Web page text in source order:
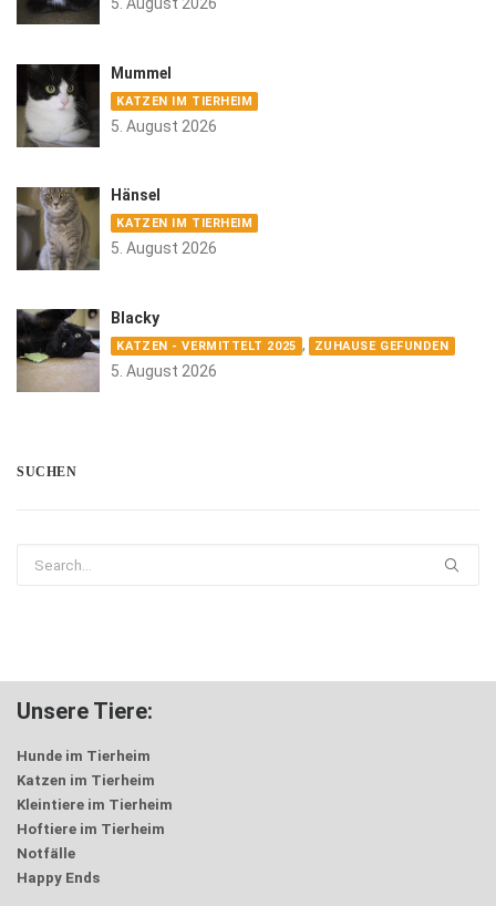
Mummel
KATZEN IM TIERHEIM
5. August 2026
Hänsel
KATZEN IM TIERHEIM
5. August 2026
Blacky
KATZEN - VERMITTELT 2025 , ZUHAUSE GEFUNDEN
5. August 2026
SUCHEN
Unsere Tiere:
Hunde im Tierheim
Katzen im Tierheim
Kleintiere im Tierheim
Hoftiere im Tierheim
Notfälle
Happy Ends